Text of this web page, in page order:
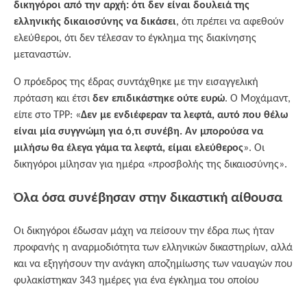
δικηγόροι από την αρχή: ότι δεν είναι δουλειά της
ελληνικής δικαιοσύνης να δικάσει, ότι πρέπει να αφεθούν
ελεύθεροι, ότι δεν τέλεσαν το έγκλημα της διακίνησης
μεταναστών.
Ο πρόεδρος της έδρας συντάχθηκε με την εισαγγελική
πρόταση και έτσι δεν επιδικάστηκε ούτε ευρώ. Ο Μοχάμαντ,
είπε στο TPP: «Δεν με ενδιέφεραν τα λεφτά, αυτό που θέλω
είναι μία συγγνώμη για ό,τι συνέβη. Αν μπορούσα να
μιλήσω θα έλεγα γάμα τα λεφτά, είμαι ελεύθερος». Οι
δικηγόροι μίλησαν για ημέρα «προσβολής της δικαιοσύνης».
Όλα όσα συνέβησαν στην δικαστική αίθουσα
Οι δικηγόροι έδωσαν μάχη να πείσουν την έδρα πως ήταν
προφανής η αναρμοδιότητα των ελληνικών δικαστηρίων, αλλά
και να εξηγήσουν την ανάγκη αποζημίωσης των ναυαγών που
φυλακίστηκαν 343 ημέρες για ένα έγκλημα του οποίου